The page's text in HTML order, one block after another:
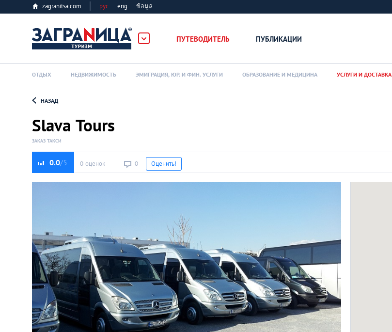
zagranitsa.com рус eng ข้อมูล
ПУТЕВОДИТЕЛЬ ПУБЛИКАЦИИ
Афины
Киев
Лондон
Лос-Анджелес
Loading...
ОТДЫХ НЕДВИЖИМОСТЬ ЭМИГРАЦИЯ, ЮР. И ФИН. УСЛУГИ ОБРАЗОВАНИЕ И МЕДИЦИНА УСЛУГИ И ДОСТАВКА
НАЗАД
Slava Tours
ЗАКАЗ ТАКСИ
0.0 0 оценок 0 Оценить!